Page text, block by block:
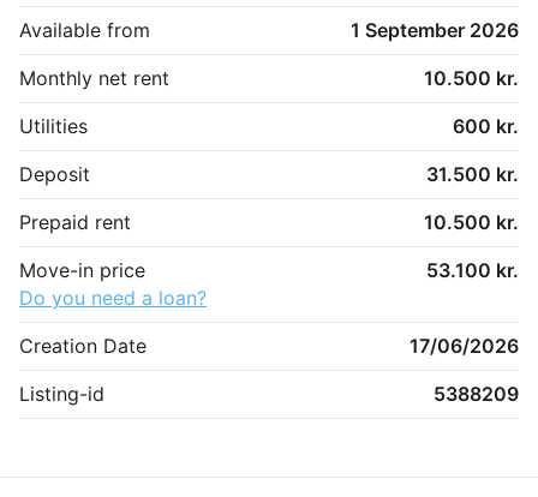
Available from
1 September 2026
Monthly net rent
10.500 kr.
Utilities
600 kr.
Deposit
31.500 kr.
Prepaid rent
10.500 kr.
Move-in price
53.100 kr.
Do you need a loan?
Creation Date
17/06/2026
Listing-id
5388209